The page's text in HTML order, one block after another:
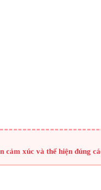
xúc và thể hiện đúng